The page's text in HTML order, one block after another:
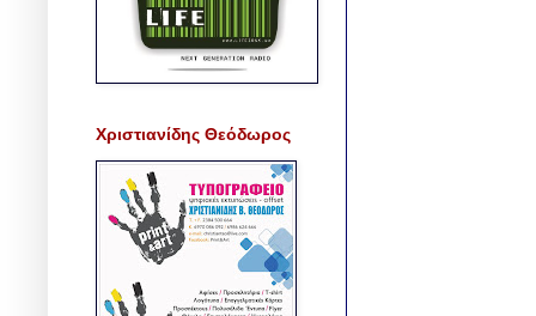
Χριστιανίδης Θεόδωρος